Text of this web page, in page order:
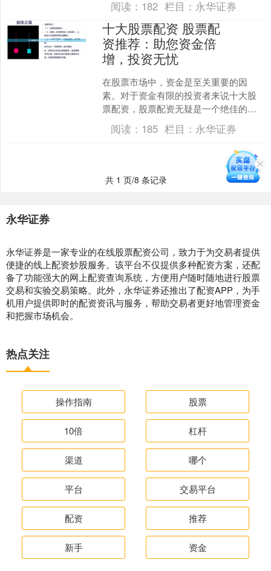
和交易顺畅。 1. 资金....
阅读： 182 栏目： 永华证券
十大股票配资 股票配
资推荐：助您资金倍
增，投资无忧
在股票市场中，资金是至关重要的因
素。对于资金有限的投资者来说十大股
票配资，股票配资无疑是一个绝佳的选
择。通过配资，投资者可以放大资金规
模，获得更高的收益。 1.....
阅读： 185 栏目： 永华证券
共 1 页/8 条记录
永华证券
永华证券是一家专业的在线股票配资公司，致力于为交易者提供
便捷的线上配资炒股服务。该平台不仅提供多种配资方案，还配
备了功能强大的网上配资查询系统，方便用户随时随地进行股票
交易和实验交易策略。此外，永华证券还推出了配资APP，为手
机用户提供即时的配资资讯与服务，帮助交易者更好地管理资金
和把握市场机会。
热点关注
操作指南 股票
10倍 杠杆
渠道 哪个
平台 交易平台
配资 推荐
新手 资金